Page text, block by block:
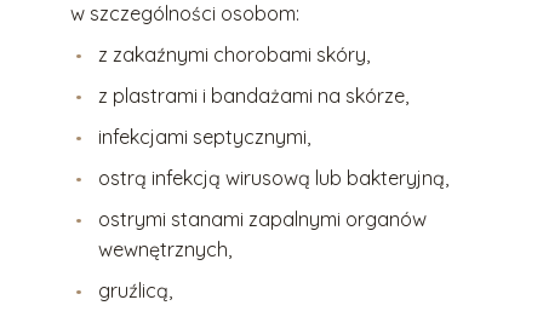
w szczególności osobom:
z zakaźnymi chorobami skóry,
z plastrami i bandażami na skórze,
infekcjami septycznymi,
ostrą infekcją wirusową lub bakteryjną,
ostrymi stanami zapalnymi organów
wewnętrznych,
gruźlicą,